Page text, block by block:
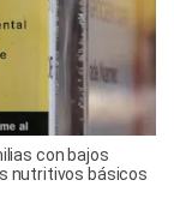
con bajos
nutritivos básicos